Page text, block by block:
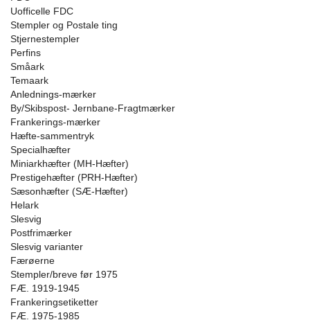
Uofficelle FDC
Stempler og Postale ting
Stjernestempler
Perfins
Småark
Temaark
Anlednings-mærker
By/Skibspost- Jernbane-Fragtmærker
Frankerings-mærker
Hæfte-sammentryk
Specialhæfter
Miniarkhæfter (MH-Hæfter)
Prestigehæfter (PRH-Hæfter)
Sæsonhæfter (SÆ-Hæfter)
Helark
Slesvig
Postfrimærker
Slesvig varianter
Færøerne
Stempler/breve før 1975
FÆ. 1919-1945
Frankeringsetiketter
FÆ. 1975-1985